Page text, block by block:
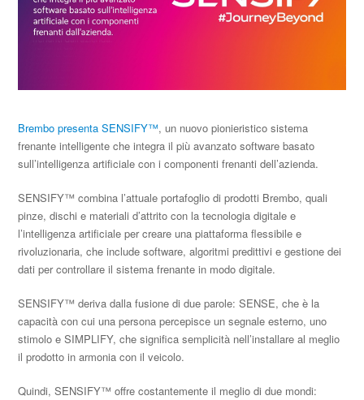
Brembo presenta SENSIFY™, un nuovo pionieristico sistema
frenante intelligente che integra il più avanzato software basato
sull’intelligenza artificiale con i componenti frenanti dell’azienda.
SENSIFY™ combina l’attuale portafoglio di prodotti Brembo, quali
pinze, dischi e materiali d’attrito con la tecnologia digitale e
l’intelligenza artificiale per creare una piattaforma flessibile e
rivoluzionaria, che include software, algoritmi predittivi e gestione dei
dati per controllare il sistema frenante in modo digitale.
SENSIFY™ deriva dalla fusione di due parole: SENSE, che è la
capacità con cui una persona percepisce un segnale esterno, uno
stimolo e SIMPLIFY, che significa semplicità nell’installare al meglio
il prodotto in armonia con il veicolo.
Quindi, SENSIFY™ offre costantemente il meglio di due mondi: